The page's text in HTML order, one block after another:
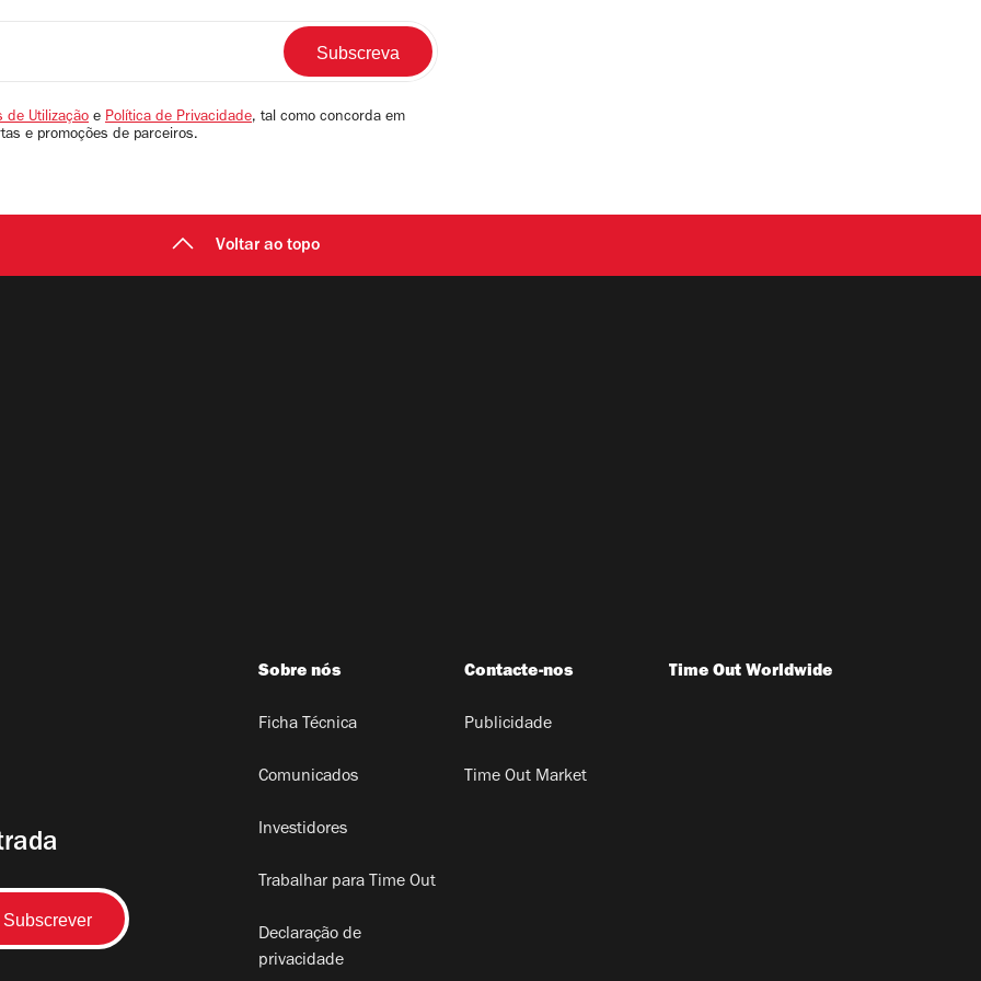
de Utilização e Política de Privacidade, tal como concorda em
e promoções de parceiros.
Voltar ao topo
Sobre nós
Ficha Técnica
Comunicados
Investidores
Trabalhar para Time Out
Declaração de
privacidade
Contacte-nos
Publicidade
Time Out Market
Time Out Worldwide